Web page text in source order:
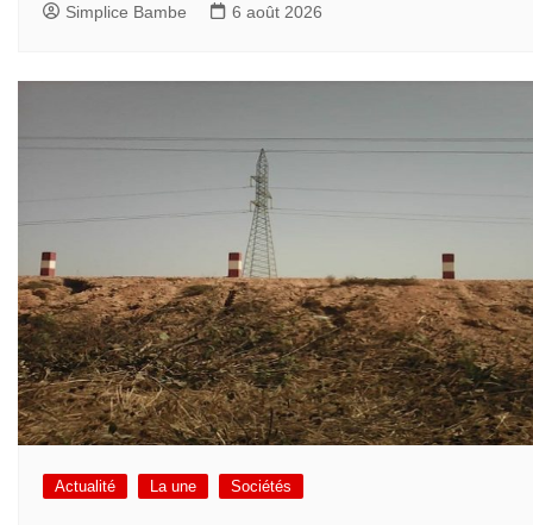
Simplice Bambe 6 août 2026
Actualité La une Sociétés